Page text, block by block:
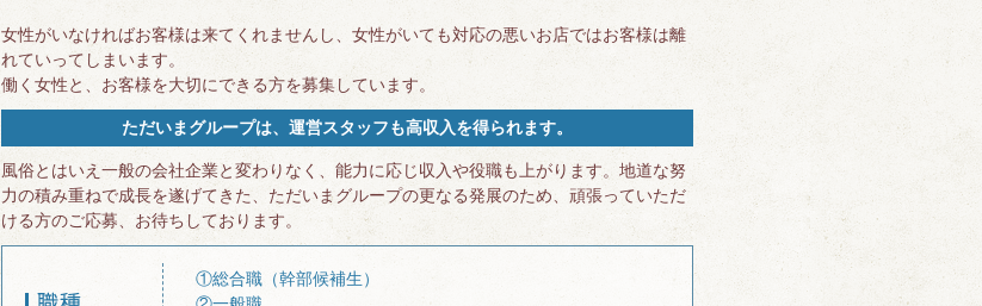
女性がいなければお客様は来てくれませんし、女性がいても対応の悪いお店ではお客様は離
れていってしまいます。
働く女性と、お客様を大切にできる方を募集しています。
ただいまグループは、運営スタッフも高収入を得られます。
風俗とはいえ一般の会社企業と変わりなく、能力に応じ収入や役職も上がります。地道な努
力の積み重ねで成長を遂げてきた、ただいまグループの更なる発展のため、頑張っていただ
ける方のご応募、お待ちしております。
①総合職（幹部候補生）